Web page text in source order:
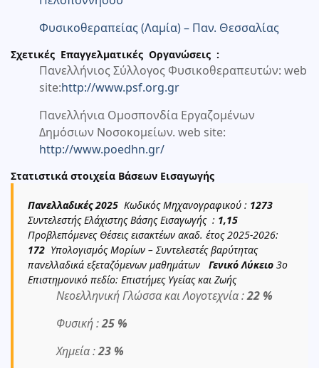
Φυσικοθεραπείας (Λαμία) – Παν. Θεσσαλίας
Σχετικές Επαγγελματικές Οργανώσεις :
Πανελλήνιος Σύλλογος Φυσικοθεραπευτών: web
site:http://www.psf.org.gr
Πανελλήνια Ομοσπονδία Εργαζομένων
Δημόσιων Νοσοκομείων. web site:
http://www.poedhn.gr/
Στατιστικά στοιχεία Βάσεων Εισαγωγής
Πανελλαδικές 2025 Κωδικός Μηχανογραφικού : 1273
Συντελεστής Ελάχιστης Βάσης Εισαγωγής : 1,15
Προβλεπόμενες Θέσεις εισακτέων ακαδ. έτος 2025-2026:
172 Υπολογισμός Μορίων – Συντελεστές βαρύτητας
πανελλαδικά εξεταζόμενων μαθημάτων
Γενικό Λύκειο 3ο
Επιστημονικό πεδίο: Επιστήμες Υγείας και Ζωής
Νεοελληνική Γλώσσα και Λογοτεχνία :22 %
Φυσική :25 %
Χημεία :23 %